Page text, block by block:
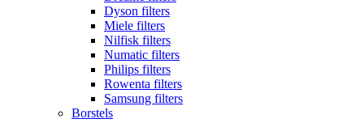
Dyson filters
Miele filters
Nilfisk filters
Numatic filters
Philips filters
Rowenta filters
Samsung filters
Borstels